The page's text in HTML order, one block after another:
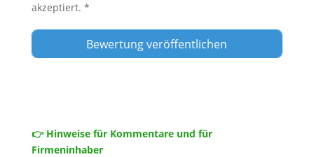
akzeptiert. *
👉 Hinweise für Kommentare und für
Firmeninhaber